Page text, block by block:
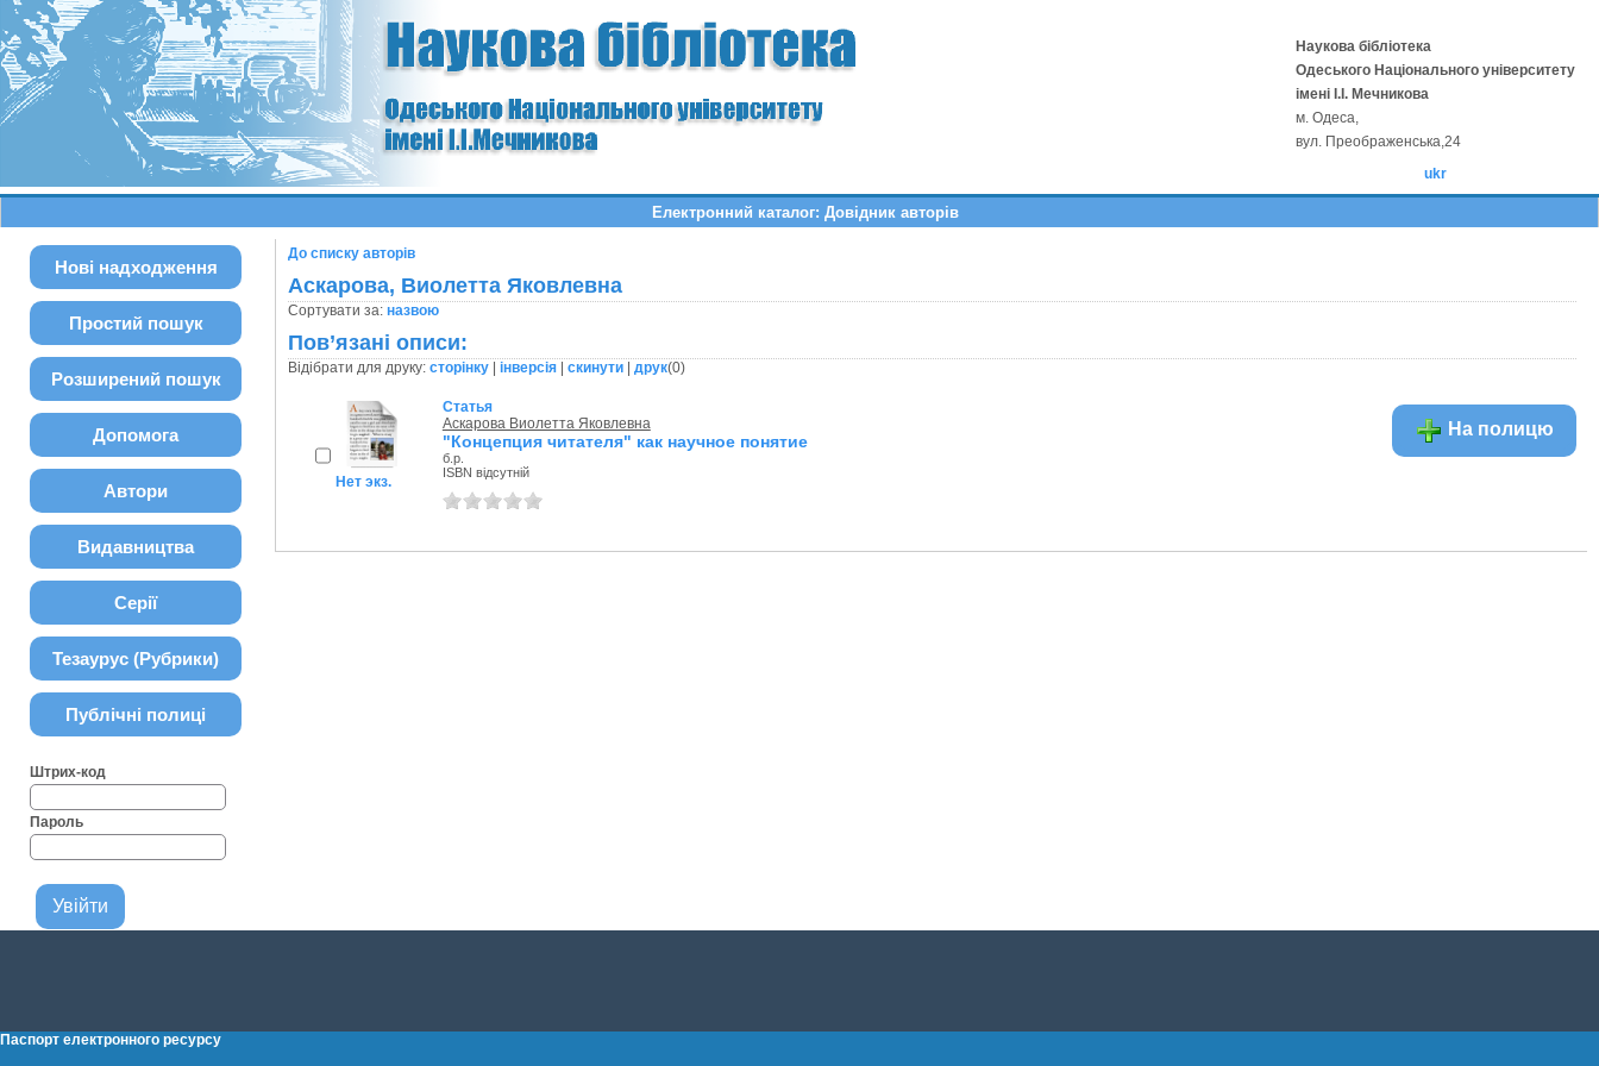
Наукова бібліотека
Одеського Національного університету
імені І.І. Мечникова
м. Одеса,
вул. Преображенська,24
ukr
Електронний каталог: Довідник авторів
Нові надходження
Простий пошук
Розширений пошук
Допомога
Автори
Видавництва
Серії
Тезаурус (Рубрики)
Публічні полиці
Штрих-код
Пароль
До списку авторів
Аскарова, Виолетта Яковлевна
Сортувати за: назвою
Пов’язані описи:
Відібрати для друку: сторінку| інверсія| скинути| друк(0)
Нет экз.
Статья
Аскарова Виолетта Яковлевна
"Концепция читателя" как научное понятие
б.р.
ISBN відсутній
На полицю
Паспорт електронного ресурсу